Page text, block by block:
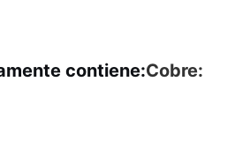
contiene:Cobre: